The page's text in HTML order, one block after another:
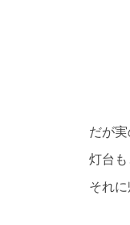
だが
灯台も
それに